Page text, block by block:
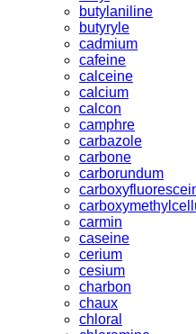
butylaniline
butyryle
cadmium
cafeine
calceine
calcium
calcon
camphre
carbazole
carbone
carborundum
carmin
caseine
cerium
cesium
charbon
chaux
chloral